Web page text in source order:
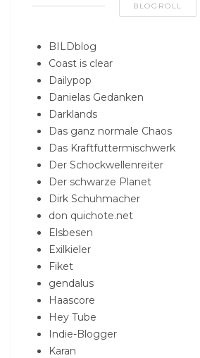
BLOGROLL
BILDblog
Coast is clear
Dailypop
Danielas Gedanken
Darklands
Das ganz normale Chaos
Das Kraftfuttermischwerk
Der Schockwellenreiter
Der schwarze Planet
Dirk Schuhmacher
don quichote.net
Elsbesen
Exilkieler
Fiket
gendalus
Haascore
Hey Tube
Indie-Blogger
Karan